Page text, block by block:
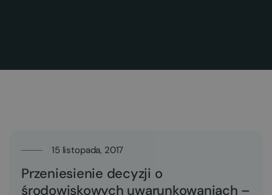
15 listopada, 2017
Przeniesienie decyzji o
środowiskowych uwarunkowaniach –